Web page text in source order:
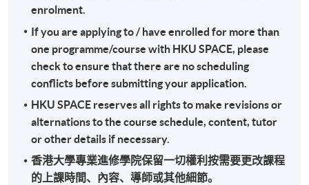
enrolment.
If you are applying to / have enrolled for more than
one programme/course with HKU SPACE, please
check to ensure that there are no scheduling
conflicts before submitting your application.
HKU SPACE reserves all rights to make revisions or
alternations to the course schedule, content, tutor
or other details if necessary.
香港大學專業進修學院保留一切權利按需要更改課程
的上課時間、內容、導師或其他細節。